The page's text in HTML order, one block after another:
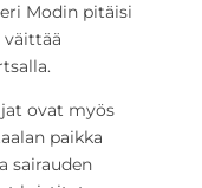
Modin pitäisi
väittää
ovat myös
paikka
sairauden